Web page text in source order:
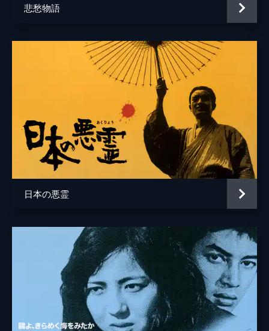
音楽 高橋悠治
富山加津江
悲愁物語
日本の悪霊